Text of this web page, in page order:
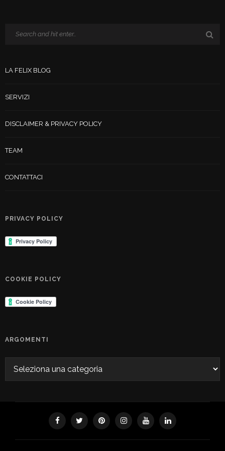
LA FELIX BLOG
SERVIZI
DISCLAIMER & PRIVACY POLICY
TEAM
CONTATTACI
PRIVACY POLICY
COOKIE POLICY
ARGOMENTI